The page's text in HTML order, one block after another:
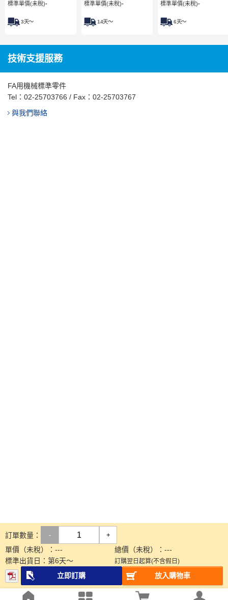
標準單價(未稅)-
3天～
標準單價(未稅)-
14天～
標準單價(未稅)-
6天～
技術支援服務
FA用機械標準零件
Tel： 02-25703766 / Fax：02-25703767
與我們聯絡
訂單數量： - +
單價（未稅）： --- 總價（未稅）： ---
標準出貨日： 第6天～ 訂購翌日起算(不含假日)
立即訂購 放入購物車